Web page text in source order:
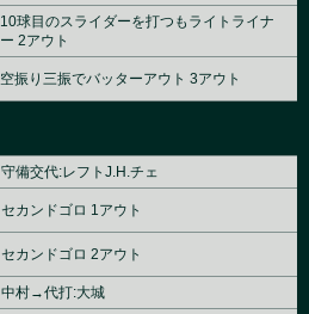
10球目のスライダーを打つもライトライナ
ー 2アウト
空振り三振でバッターアウト 3アウト
守備交代:レフトJ.H.チェ
セカンドゴロ 1アウト
セカンドゴロ 2アウト
中村→代打:大城